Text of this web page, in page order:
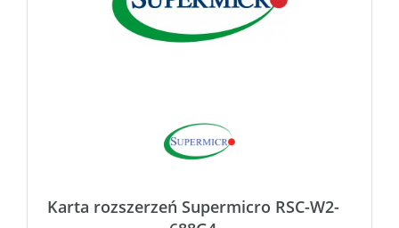
Karta rozszerzeń Supermicro RSC-W2-